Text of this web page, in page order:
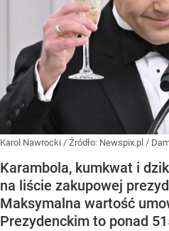
Karol Nawrocki / Źródło: Newspix.pl /
Karambola, kumkwat i
na liście zakupowej
Maksymalna wartość
Prezydenckim to ponad